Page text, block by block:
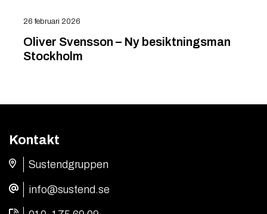
Oliver Svensson – Ny besiktningsman
Stockholm
26 februari 2026
Kontakt
Sustendgruppen
info@sustend.se